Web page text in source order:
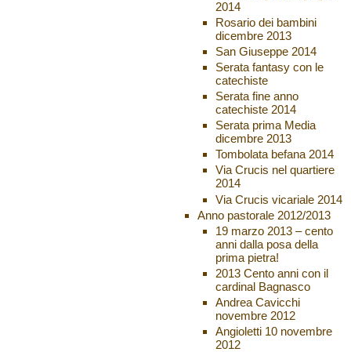
2014
Rosario dei bambini
dicembre 2013
San Giuseppe 2014
Serata fantasy con le
catechiste
Serata fine anno
catechiste 2014
Serata prima Media
dicembre 2013
Tombolata befana 2014
Via Crucis nel quartiere
2014
Via Crucis vicariale 2014
Anno pastorale 2012/2013
19 marzo 2013 – cento
anni dalla posa della
prima pietra!
2013 Cento anni con il
cardinal Bagnasco
Andrea Cavicchi
novembre 2012
Angioletti 10 novembre
2012